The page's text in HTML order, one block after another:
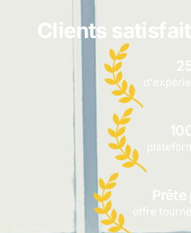
Clients
Prête
offre